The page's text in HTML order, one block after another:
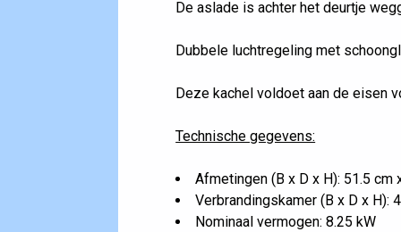
De aslade is achter het deurtje
Dubbele luchtregeling met
Deze kachel voldoet aan de eisen
Technische gegevens:
Afmetingen (B x D x H): 51.5 cm
Verbrandingskamer (B x D x H):
Nominaal vermogen: 8.25 kW